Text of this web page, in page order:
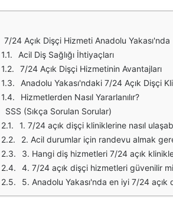
7/24 Açık Dişçi Hizmeti Anadolu Yakası'nda
Acil Diş Sağlığı İhtiyaçları
7/24 Açık Dişçi Hizmetinin Avantajları
Anadolu Yakası'ndaki 7/24 Açık Dişçi
Hizmetlerden Nasıl Yararlanılır?
SSS (Sıkça Sorulan Sorular)
1. 7/24 açık dişçi kliniklerine nasıl
2. Acil durumlar için randevu almak
3. Hangi diş hizmetleri 7/24 açık
4. 7/24 açık dişçi hizmetleri güvenilir
5. Anadolu Yakası'nda en iyi 7/24 açık